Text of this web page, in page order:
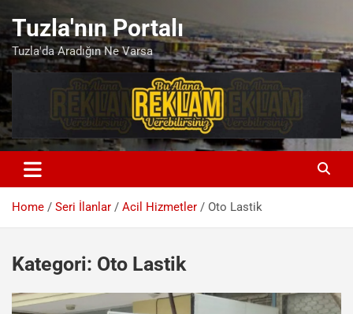
content
Tuzla'nın Portalı
Tuzla'da Aradığın Ne Varsa
Home Seri İlanlar Acil Hizmetler Oto Lastik
Kategori: Oto Lastik